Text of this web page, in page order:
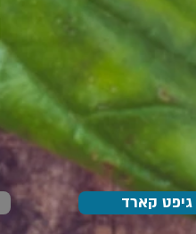
גיפט קארד